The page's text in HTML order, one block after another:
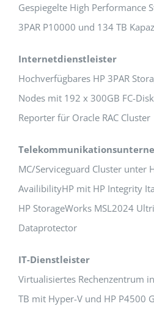
Gespiegelte High Performance
3PAR P10000 und 134 TB
Internetdienstleister
Hochverfügbares HP 3PAR
Nodes mit 192 x 300GB FC-
Reporter für Oracle RAC Cluster
MC/Serviceguard Cluster unter
AvailibilityHP mit HP Integrity
HP StorageWorks MSL2024
Dataprotector
IT-Dienstleister
Virtualisiertes Rechenzentrum
TB mit Hyper-V und HP P4500